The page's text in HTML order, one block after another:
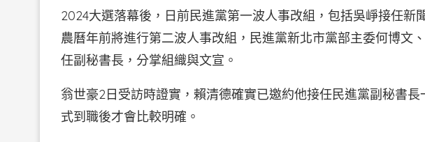
2024大選落幕後，日前民進黨第一波人事改組，包括吳崢接任新
農曆年前將進行第二波人事改組，民進黨新北市黨部主委何博文
任副秘書長，分掌組織與文宣。
翁世豪2日受訪時證實，賴清德確實已邀約他接任民進黨副秘書
式到職後才會比較明確。